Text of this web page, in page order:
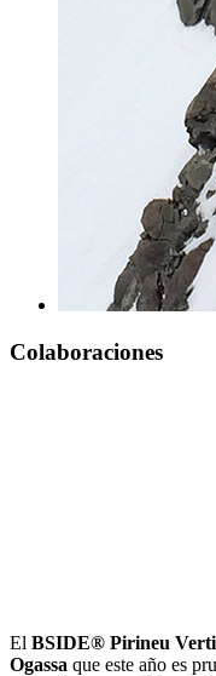
Colaboraciones
El BSIDE® Pirineu
Ogassa que este año es